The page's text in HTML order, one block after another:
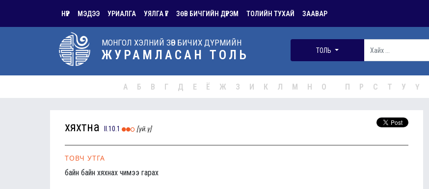
НҮҮР МЭДЭЭ УРИАЛГА УЯЛГА ҮГ ЗӨВ БИЧГИЙН ДҮРЭМ ТОЛИЙН ТУХАЙ ЗААВАР
МОНГОЛ ХЭЛНИЙ ЗӨВ БИЧИХ ДҮРМИЙН
ЖУРАМЛАСАН ТОЛЬ ТОЛЬ
А Б В Г Д Е Ё Ж З И К Л М Н О П Р С Т У Ү
хяхтна II.10.1 [үй.ү]
ТОВЧ УТГА
байн байн хяхнах чимээ гарах